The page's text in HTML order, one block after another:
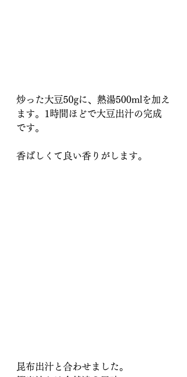
炒った大豆50gに、熱湯500mlを加え
ます。1時間ほどで大豆出汁の完成
です。
香ばしくて良い香りがします。
昆布出汁と合わせました。